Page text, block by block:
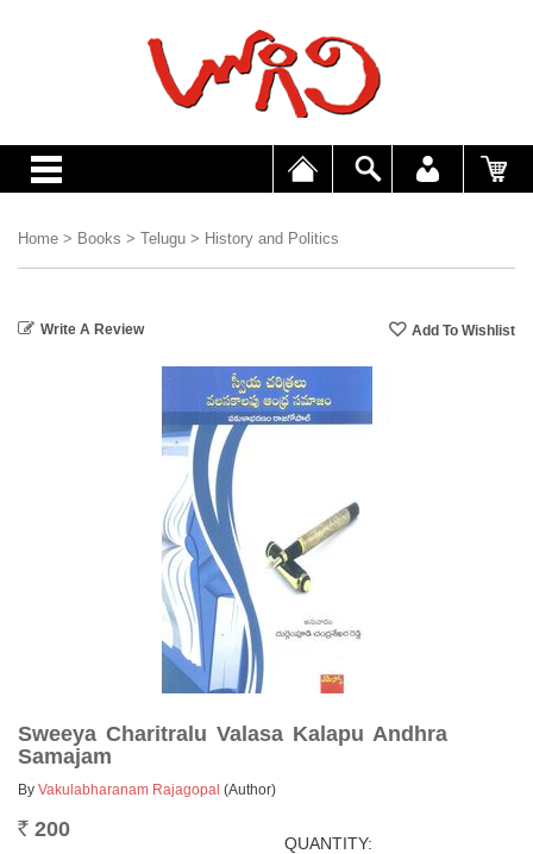
Home > Books > Telugu > History and Politics
Write A Review
Sweeya Charitralu Valasa Kalapu Andhra
Samajam
By Vakulabharanam Rajagopal (Author)
Rs. 200
QUANTITY: